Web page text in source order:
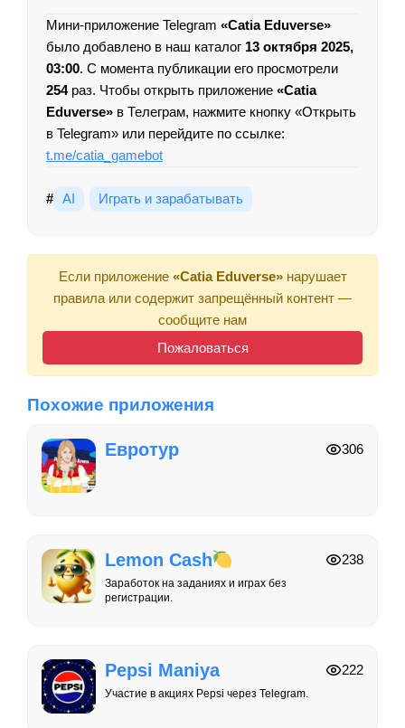
Мини-приложение Telegram «Catia Eduverse»
было добавлено в наш каталог 13 октября 2025,
03:00. С момента публикации его просмотрели
254раз. Чтобы открыть приложение «Catia
Eduverse» в Телеграм, нажмите кнопку «Открыть
в Telegram» или перейдите по ссылке:
t.me/catia_gamebot
# AI Играть и зарабатывать
Если приложение «Catia Eduverse»нарушает
правила или содержит запрещённый контент —
сообщите нам
Пожаловаться
Похожие приложения
Евротур 306
Lemon Cash
Заработок на заданиях и играх без
регистрации.
238
Pepsi Maniya
Участие в акциях Pepsi через Telegram.
222